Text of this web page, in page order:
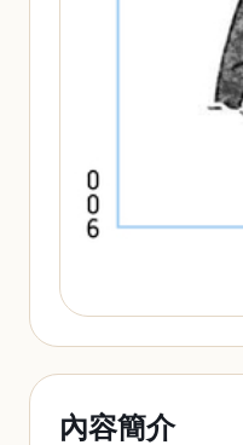
內容簡介